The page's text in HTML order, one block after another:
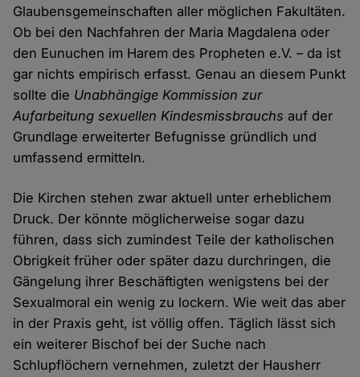
Glaubensgemeinschaften aller möglichen Fakultäten.
Ob bei den Nachfahren der Maria Magdalena oder
den Eunuchen im Harem des Propheten e.V. – da ist
gar nichts empirisch erfasst. Genau an diesem Punkt
sollte die Unabhängige Kommission zur
Aufarbeitung sexuellen Kindesmissbrauchs auf der
Grundlage erweiterter Befugnisse gründlich und
umfassend ermitteln.
Die Kirchen stehen zwar aktuell unter erheblichem
Druck. Der könnte möglicherweise sogar dazu
führen, dass sich zumindest Teile der katholischen
Obrigkeit früher oder später dazu durchringen, die
Gängelung ihrer Beschäftigten wenigstens bei der
Sexualmoral ein wenig zu lockern. Wie weit das aber
in der Praxis geht, ist völlig offen. Täglich lässt sich
ein weiterer Bischof bei der Suche nach
Schlupflöchern vernehmen, zuletzt der Hausherr